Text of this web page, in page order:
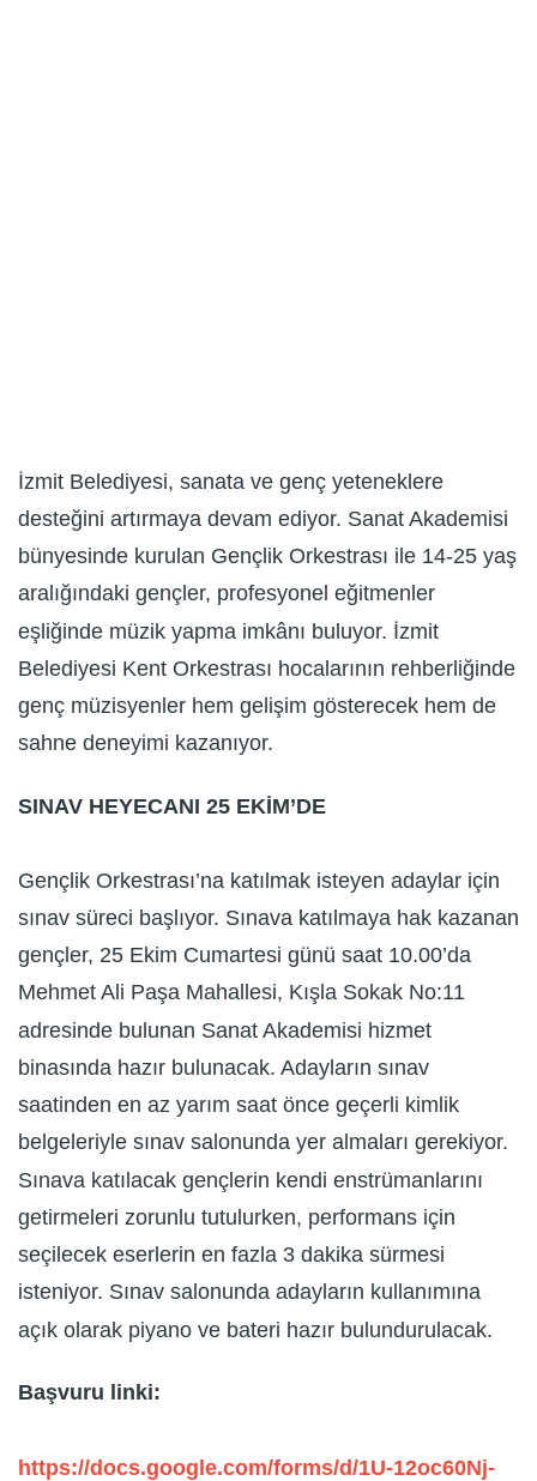
İzmit Belediyesi, sanata ve genç yeteneklere
desteğini artırmaya devam ediyor. Sanat Akademisi
bünyesinde kurulan Gençlik Orkestrası ile 14-25 yaş
aralığındaki gençler, profesyonel eğitmenler
eşliğinde müzik yapma imkânı buluyor. İzmit
Belediyesi Kent Orkestrası hocalarının rehberliğinde
genç müzisyenler hem gelişim gösterecek hem de
sahne deneyimi kazanıyor.
SINAV HEYECANI 25 EKİM’DE
Gençlik Orkestrası’na katılmak isteyen adaylar için
sınav süreci başlıyor. Sınava katılmaya hak kazanan
gençler, 25 Ekim Cumartesi günü saat 10.00’da
Mehmet Ali Paşa Mahallesi, Kışla Sokak No:11
adresinde bulunan Sanat Akademisi hizmet
binasında hazır bulunacak. Adayların sınav
saatinden en az yarım saat önce geçerli kimlik
belgeleriyle sınav salonunda yer almaları gerekiyor.
Sınava katılacak gençlerin kendi enstrümanlarını
getirmeleri zorunlu tutulurken, performans için
seçilecek eserlerin en fazla 3 dakika sürmesi
isteniyor. Sınav salonunda adayların kullanımına
açık olarak piyano ve bateri hazır bulundurulacak.
Başvuru linki:
https://docs.google.com/forms/d/1U-12oc60Nj-